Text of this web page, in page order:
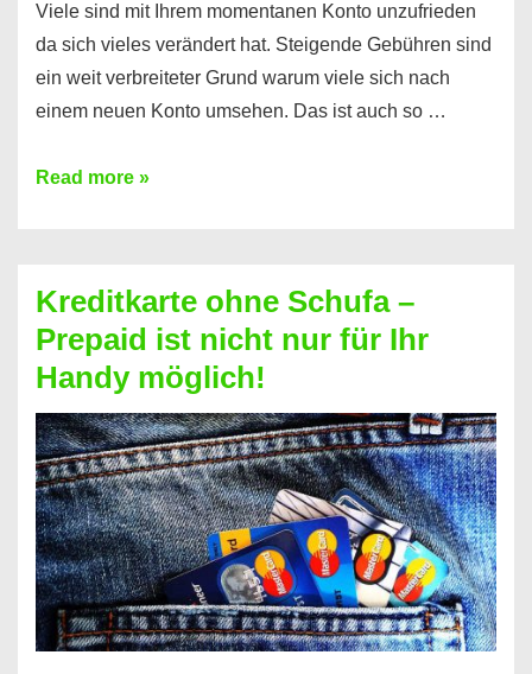
Viele sind mit Ihrem momentanen Konto unzufrieden
da sich vieles verändert hat. Steigende Gebühren sind
ein weit verbreiteter Grund warum viele sich nach
einem neuen Konto umsehen. Das ist auch so …
Konto
Neueröffnung
trotz
Schufaeintrag
möglich
Read more »
Kreditkarte ohne Schufa –
Prepaid ist nicht nur für Ihr
Handy möglich!